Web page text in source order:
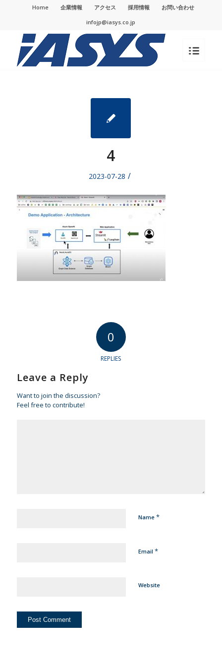
Home 企業情報 アクセス 採用情報
お問い合わせ
infojp@iasys.co.jp
4
2023-07-28 /
0
REPLIES
Leave a Reply
Want to join the discussion?
Feel free to contribute!
Name *
Email *
Website